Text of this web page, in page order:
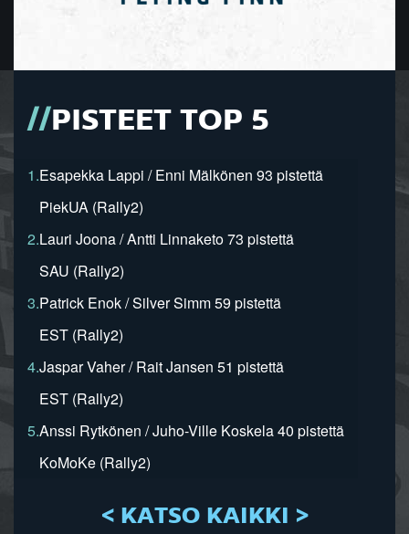
PISTEET TOP 5
1.Esapekka Lappi / Enni Mälkönen 93 pistettä
PiekUA (Rally2)
2.Lauri Joona / Antti Linnaketo 73 pistettä
SAU (Rally2)
3.Patrick Enok / Silver Simm 59 pistettä
EST (Rally2)
4.Jaspar Vaher / Rait Jansen 51 pistettä
EST (Rally2)
5.Anssi Rytkönen / Juho-Ville Koskela 40 pistettä
KoMoKe (Rally2)
< KATSO KAIKKI >